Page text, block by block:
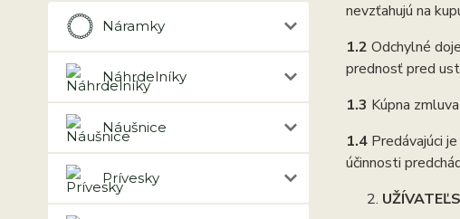
Náramky
Náhrdelníky
Náušnice
Prívesky
nevzťahujú na
1.2 Odchylné
prednosť pred
1.3 Kúpna
1.4 Predávajúci
účinnosti